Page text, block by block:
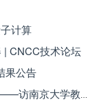
计算
| CNCC技术论坛
果公告
· “我也要成为一名理论计算机科学家！”——访南京大学教授尹一通